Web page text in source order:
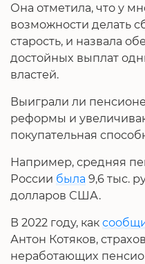
Она отметила, что у
возможности делать
старость, и назвала
достойных выплат
властей.
Выиграли ли
реформы и
покупательная
Например, средняя
России была 9,6 тыс.
долларов США.
В 2022 году, как
Антон Котяков,
неработающих